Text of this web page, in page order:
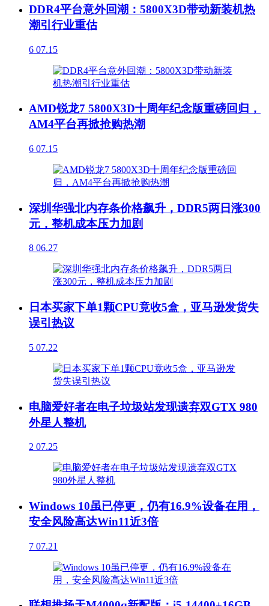
DDR4平台意外回潮：5800X3D带动新装机热
潮引行业重估
6 07.15
AMD锐龙7 5800X3D十周年纪念版重磅回归，
AM4平台再掀抢购热潮
6 07.15
深圳华强北内存条价格飙升，DDR5两日涨300
元，整机成本压力加剧
8 06.27
日本买家下单1颗CPU竟收5盒，亚马逊发货失
误引热议
5 07.22
电脑爱好者在电子垃圾站发现遗弃双GTX 980
外星人整机
2 07.25
Windows 10虽已停更，仍有16.9%设备在用，
安全风险高达Win11近3倍
7 07.21